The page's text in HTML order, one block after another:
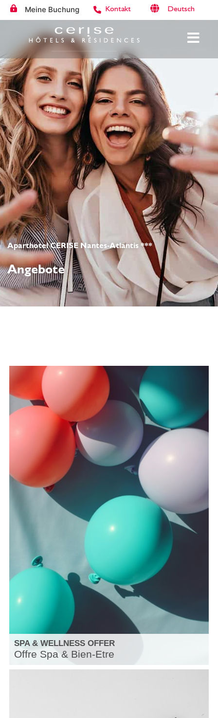
Meine Buchung Kontakt Deutsch
Aparthotel CERISE Nantes-Atlantis ***
Angebote
SPA & WELLNESS OFFER
Offre Spa & Bien-Etre